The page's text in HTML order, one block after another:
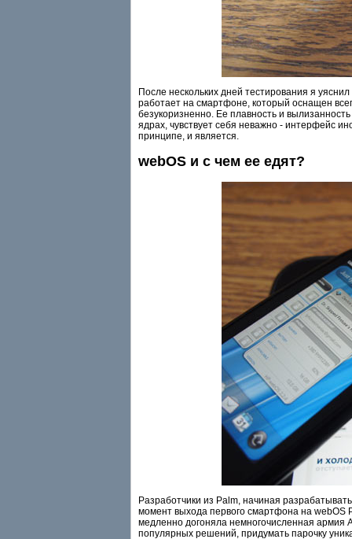
После нескольких дней тестирования я
работает на смартфоне, который оснащен
безукоризненно. Ее плавность и
ядрах, чувствует себя неважно - интерфейс
принципе, и является.
webOS и с чем ее едят?
Разработчики из Palm, начиная
момент выхода первого смартфона на webOS
медленно догоняла немногочисленная армия
популярных решений, придумать парочку